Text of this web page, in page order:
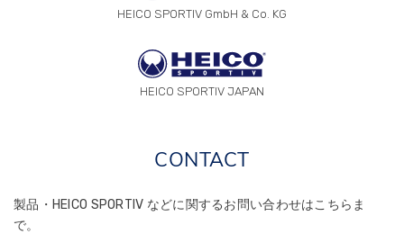
HEICO SPORTIV GmbH & Co. KG
HEICO SPORTIV JAPAN
CONTACT
製品・HEICO SPORTIV などに関するお問い合わせはこちらま
で。